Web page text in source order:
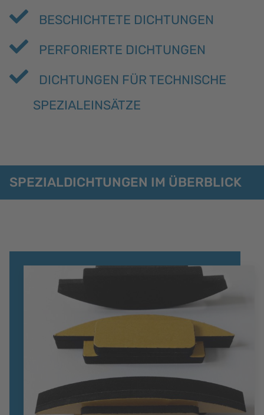
BESCHICHTETE DICHTUNGEN
PERFORIERTE DICHTUNGEN
DICHTUNGEN FÜR TECHNISCHE
SPEZIALEINSÄTZE
SPEZIALDICHTUNGEN IM ÜBERBLICK